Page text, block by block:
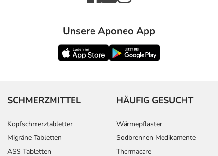
Unsere Aponeo App
SCHMERZMITTEL
Kopfschmerztabletten
Migräne Tabletten
ASS Tabletten
HÄUFIG GESUCHT
Wärmepflaster
Sodbrennen Medikamente
Thermacare